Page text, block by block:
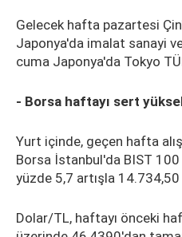
Gelecek hafta pazartesi
Japonya'da imalat sanayi
cuma Japonya'da Tokyo
- Borsa haftayı sert
Yurt içinde, geçen hafta
Borsa İstanbul'da BIST
yüzde 5,7 artışla
Dolar/TL, haftayı önceki